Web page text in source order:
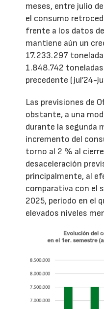
meses, entre julio
el consumo
frente a los datos
mantiene aún un
17.233.297
1.848.742
precedente (jul’24-
Las previsiones de
obstante, a una
durante la segunda
incremento del
torno al 2 % al
desaceleración
principalmente, al
comparativa con el
2025, período en el
elevados niveles